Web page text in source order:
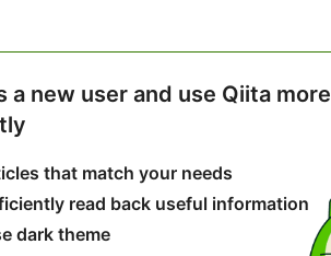
a new user and use Qiita more
that match your needs
read back useful information
dark theme